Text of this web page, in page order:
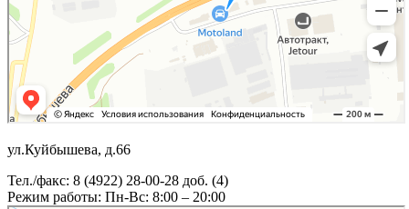
ул.Куйбышева, д.66
Тел./факс: 8 (4922) 28-00-28 доб. (4)
Режим работы: Пн-Вс: 8:00 – 20:00